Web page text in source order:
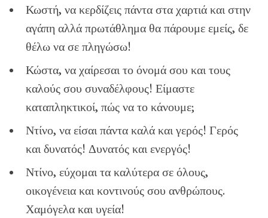
Κωστή, να κερδίζεις πάντα στα χαρτιά και στην
αγάπη αλλά πρωτάθλημα θα πάρουμε εμείς, δε
θέλω να σε πληγώσω!
Κώστα, να χαίρεσαι το όνομά σου και τους
καλούς σου συναδέλφους! Είμαστε
καταπληκτικοί, πώς να το κάνουμε;
Ντίνο, να είσαι πάντα καλά και γερός! Γερός
και δυνατός! Δυνατός και ενεργός!
Ντίνο, εύχομαι τα καλύτερα σε όλους,
οικογένεια και κοντινούς σου ανθρώπους.
Χαμόγελα και υγεία!